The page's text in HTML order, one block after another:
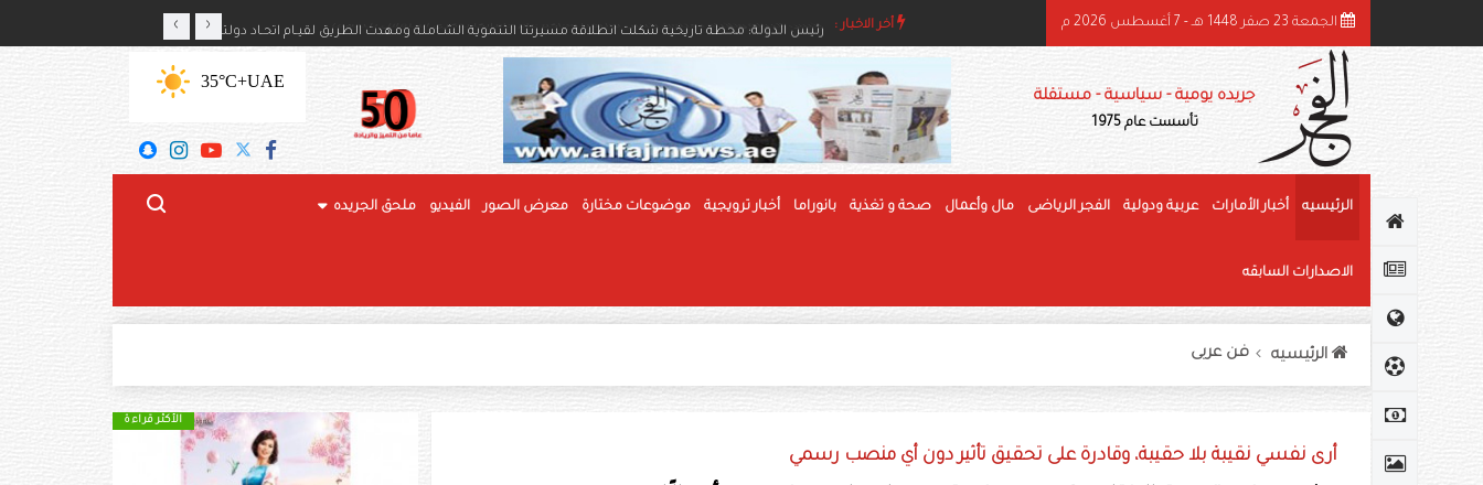
أخر الاخبار : رئيس الدولة ونائباه يهنئون رئيس بوليفيا وحاكم عام جامايكا بذكرى استقلال بلديهما بن راشد: الشيخ زايد قائد عظيم وحّد الصف وأرسى دعائم النهضة وغرس قيم العطاء والإنسانية ‹ › الجمعة 23 صفر 1448 هـ - 7 أغسطس 2026 م
جريده يومية - سياسية - مستقلة
تأسست عام 1975
UAE
+35°C
الرئيسيه أخبار الأمارات عربية ودولية الفجر الرياضى مال وأعمال صحة و تغذية بانوراما أخبار ترويجية موضوعات مختارة معرض الصور الفيديو ملحق الجريده
الاصدارات السابقه
الرئيسيه فن عربى
أرى نفسي نقيبة بلا حقيبة، وقادرة على تحقيق تأثير دون أي منصب رسمي
الأكثر قراءة